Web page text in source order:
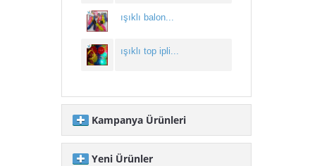
ışıklı balon...
ışıklı top ipli...
Kampanya Ürünleri
yılbaşı ağaç ışığı...
Yeni Ürünler